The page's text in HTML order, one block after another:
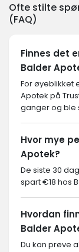
Ofte stilte
(FAQ)
Finnes det
Balder
For øyeblikket
Apotek på
ganger og ble
Hvor mye
Apotek?
De siste 30
spart €18 hos
Hvordan
Balder
Du kan prøve